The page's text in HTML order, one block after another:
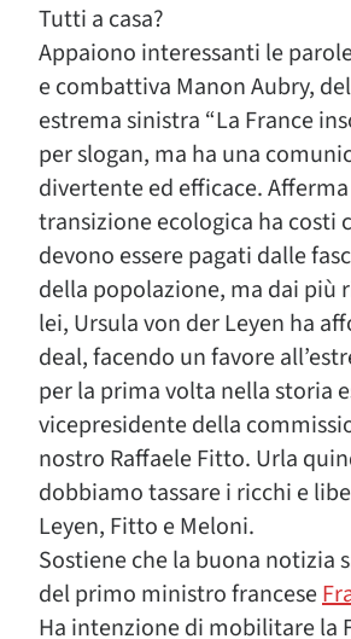
Tutti a casa?
Appaiono interessanti le
e combattiva Manon Aubry,
estrema sinistra “La France
per slogan, ma ha una
divertente ed efficace.
transizione ecologica ha costi
devono essere pagati dalle
della popolazione, ma dai più
lei, Ursula von der Leyen ha
deal, facendo un favore
per la prima volta nella storia
vicepresidente della
nostro Raffaele Fitto. Urla
dobbiamo tassare i ricchi e
Leyen, Fitto e Meloni.
Sostiene che la buona notizia
del primo ministro francese
Ha intenzione di mobilitare la